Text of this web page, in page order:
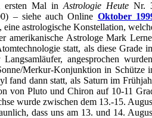
ersten Mal in Astrologie Heute Nr.
– siehe auch Online Oktober
astrologische Konstellation,
amerikanische Astrologe Mark
statt, als diese Grade
angesprochen
Merkur-Konjunktion in Schütze
fand dann statt, als Saturn im
von Pluto und Chiron auf 10-11
wurde zwischen dem 13.-15.
dass uns am 13. und 14.